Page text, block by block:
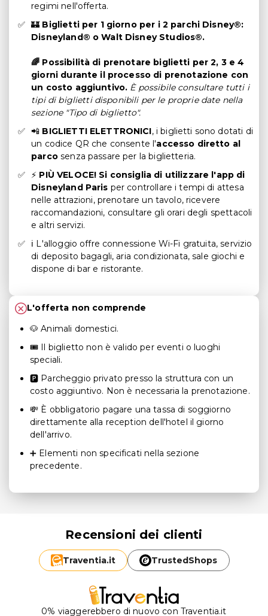
regimi nell'offerta.
🏰 Biglietti per 1 giorno per i 2 parchi Disney®:
Disneyland® o Walt Disney Studios®.
🌈 Possibilità di prenotare biglietti per 2, 3 e 4
giorni durante il processo di prenotazione con
un costo aggiuntivo. È possibile consultare tutti i
tipi di biglietti disponibili per le proprie date nella
sezione "Tipo di biglietto".
📲 BIGLIETTI ELETTRONICI, i biglietti sono dotati di
un codice QR che consente l'accesso diretto al
parcosenza passare per la biglietteria.
⚡ PIÙ VELOCE! Si consiglia di utilizzare l'app di
Disneyland Paris per controllare i tempi di attesa
nelle attrazioni, prenotare un tavolo, ricevere
raccomandazioni, consultare gli orari degli spettacoli
e altri servizi.
ℹ L'alloggio offre connessione Wi-Fi gratuita, servizio
di deposito bagagli, aria condizionata, sale giochi e
dispone di bar e ristorante.
L'offerta non comprende
🐶 Animali domestici.
🎟 Il biglietto non è valido per eventi o luoghi
speciali.
🅿 Parcheggio privato presso la struttura con un
costo aggiuntivo. Non è necessaria la prenotazione.
💸 È obbligatorio pagare una tassa di soggiorno
direttamente alla reception dell'hotel il giorno
dell'arrivo.
➕ Elementi non specificati nella sezione
precedente.
Recensioni dei clienti
Traventia.it TrustedShops
0% viaggerebbero di nuovo con Traventia.it